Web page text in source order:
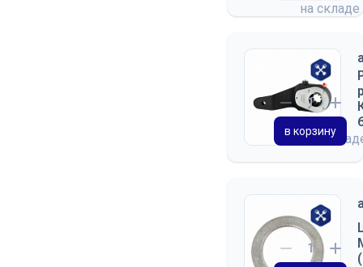
на складе
на
в корзину